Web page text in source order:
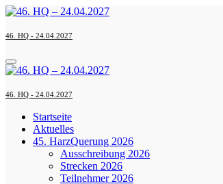
Zum
springen
46. HQ - 24.04.2027
46. HQ - 24.04.2027
Startseite
Aktuelles
45. HarzQuerung 2026
Ausschreibung 2026
Strecken 2026
Teilnehmer 2026